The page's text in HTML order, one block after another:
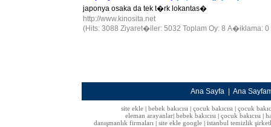
japonya osaka da tek t�rk lokantas�
http://www.kinosita.net
(Hits: 3088 Ziyaret�iler: 5032 Toplam Oy: 8 A�iklama:
Ana Sayfa Ana
site ekle| bebek bakıcısı| çocuk bakıcısı| çocuk
eleman arayanlar bebek bakıcısı çocuk bakıcısı
danışmanlık firmaları
site ekle google istanbul temizlik